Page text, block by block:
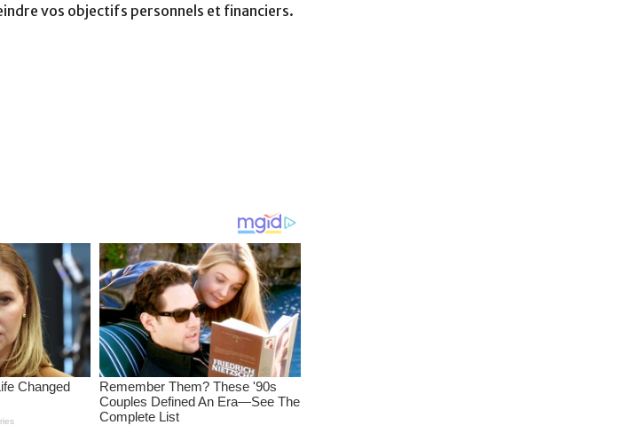
vos objectifs personnels et financiers.